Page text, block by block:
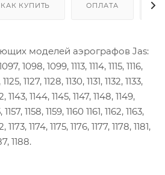
КАК КУПИТЬ ОПЛАТА
моделей аэрографов Jas:
1098, 1099, 1113, 1114, 1115, 1116,
1125, 1127, 1128, 1130, 1131, 1132, 1133,
1143, 1144, 1145, 1147, 1148, 1149,
1157, 1158, 1159, 1160 1161, 1162, 1163,
1173, 1174, 1175, 1176, 1177, 1178, 1181,
1188.